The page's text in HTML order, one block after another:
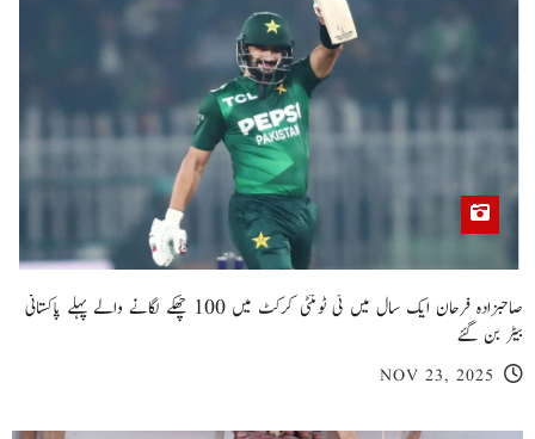
صاحبزادہ فرحان ایک سال میں ٹی ٹوئنٹی کرکٹ میں 100 چھکے لگانے والے پہلے پاکستانی
بیٹر بن گئے
NOV 23, 2025